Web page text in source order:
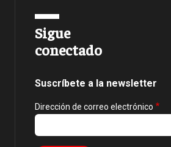
Sigue
conectado
Suscríbete a la newsletter
Dirección de correo electrónico